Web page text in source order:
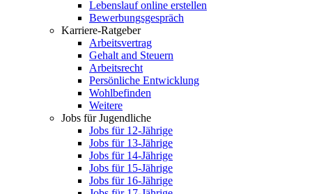
Lebenslauf online erstellen
Bewerbungsgespräch
Karriere-Ratgeber
Arbeitsvertrag
Gehalt and Steuern
Arbeitsrecht
Persönliche Entwicklung
Wohlbefinden
Weitere
Jobs für Jugendliche
Jobs für 12-Jährige
Jobs für 13-Jährige
Jobs für 14-Jährige
Jobs für 15-Jährige
Jobs für 16-Jährige